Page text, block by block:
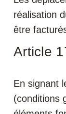
réalisation
être
Article
En signant
(conditions